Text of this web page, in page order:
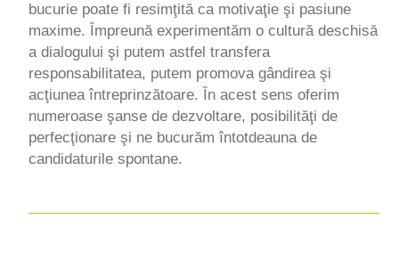
bucurie poate fi resimţită ca motivaţie şi pasiune
maxime. Împreună experimentăm o cultură deschisă
a dialogului şi putem astfel transfera
responsabilitatea, putem promova gândirea şi
acţiunea întreprinzătoare. În acest sens oferim
numeroase şanse de dezvoltare, posibilităţi de
perfecţionare şi ne bucurăm întotdeauna de
candidaturile spontane.